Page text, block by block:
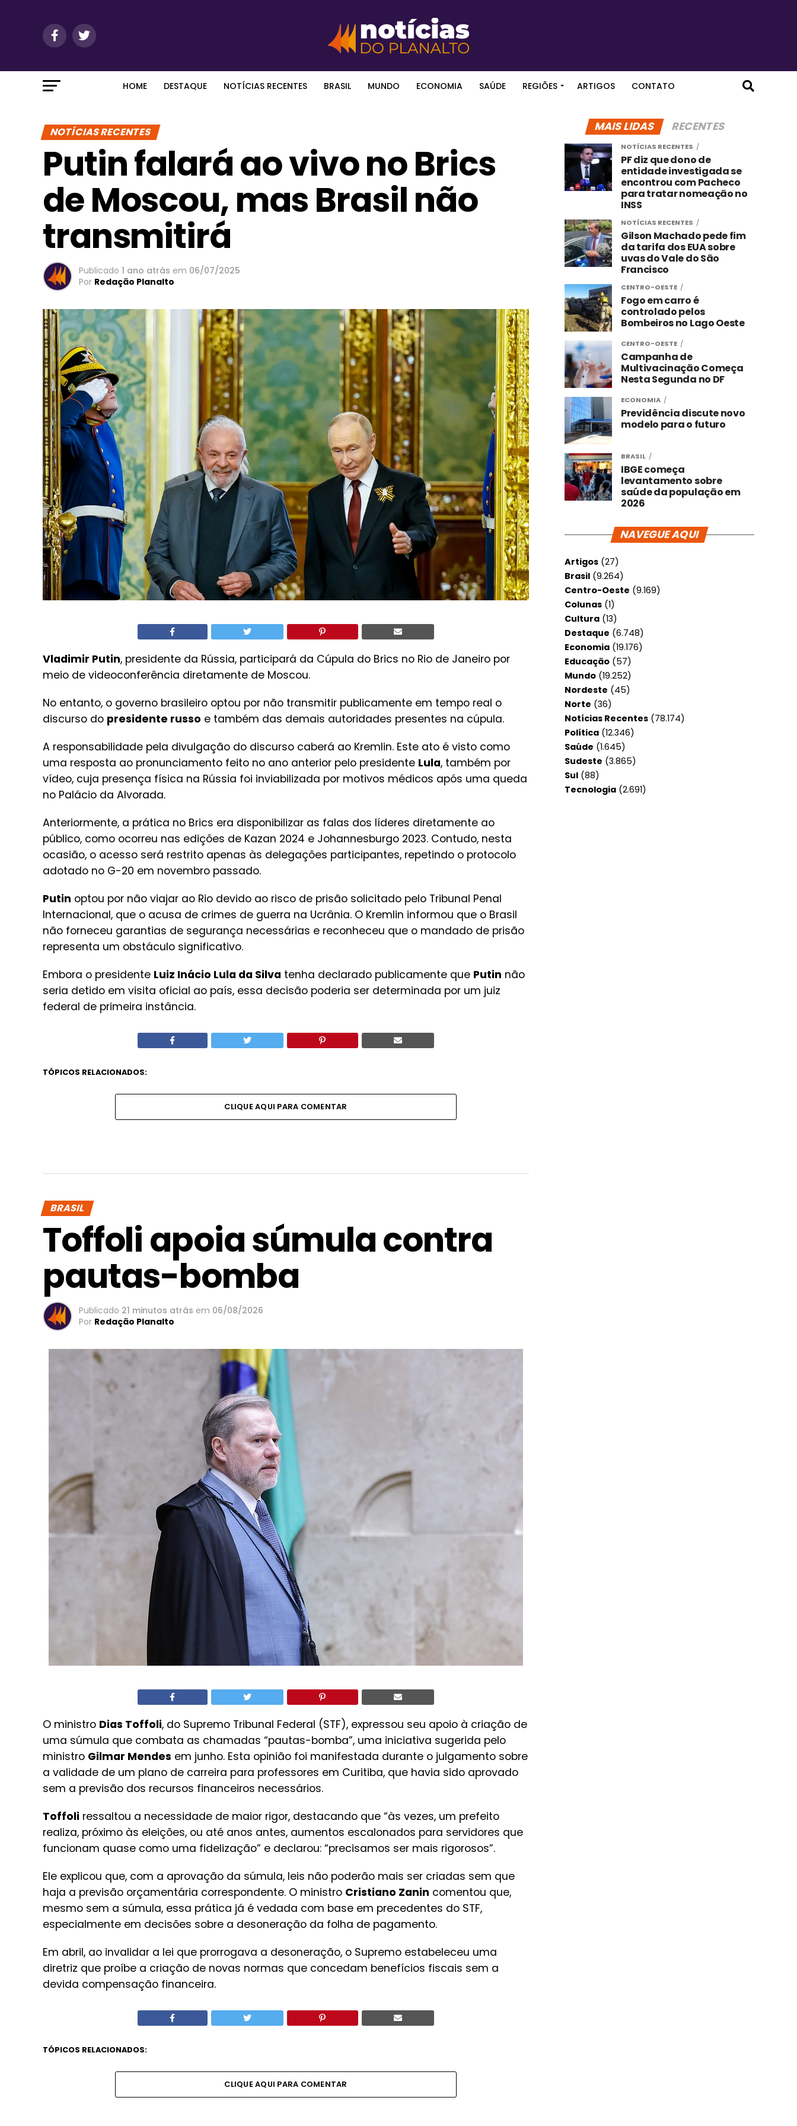
HOME DESTAQUE NOTÍCIAS RECENTES BRASIL MUNDO ECONOMIA SAÚDE REGIÕES ARTIGOS CONTATO
NOTÍCIAS RECENTES
Putin falará ao vivo no Brics
de Moscou, mas Brasil não
transmitirá
Publicado 1 ano atrás em 06/07/2025
Por Redação Planalto
Vladimir Putin, presidente da Rússia, participará da Cúpula do Brics no Rio de Janeiro por
meio de videoconferência diretamente de Moscou.
No entanto, o governo brasileiro optou por não transmitir publicamente em tempo real o
discurso do presidente russo e também das demais autoridades presentes na cúpula.
A responsabilidade pela divulgação do discurso caberá ao Kremlin. Este ato é visto como
uma resposta ao pronunciamento feito no ano anterior pelo presidente Lula, também por
vídeo, cuja presença física na Rússia foi inviabilizada por motivos médicos após uma queda
no Palácio da Alvorada.
Anteriormente, a prática no Brics era disponibilizar as falas dos líderes diretamente ao
público, como ocorreu nas edições de Kazan 2024 e Johannesburgo 2023. Contudo, nesta
ocasião, o acesso será restrito apenas às delegações participantes, repetindo o protocolo
adotado no G-20 em novembro passado.
Putin optou por não viajar ao Rio devido ao risco de prisão solicitado pelo Tribunal Penal
Internacional, que o acusa de crimes de guerra na Ucrânia. O Kremlin informou que o Brasil
não forneceu garantias de segurança necessárias e reconheceu que o mandado de prisão
representa um obstáculo significativo.
Embora o presidente Luiz Inácio Lula da Silva tenha declarado publicamente que Putin não
seria detido em visita oficial ao país, essa decisão poderia ser determinada por um juiz
federal de primeira instância.
TÓPICOS RELACIONADOS:
CLIQUE AQUI PARA COMENTAR
BRASIL
Toffoli apoia súmula contra
pautas-bomba
Publicado 21 minutos atrás em 06/08/2026
Por Redação Planalto
O ministro Dias Toffoli, do Supremo Tribunal Federal (STF), expressou seu apoio à criação de
uma súmula que combata as chamadas “pautas-bomba”, uma iniciativa sugerida pelo
ministro Gilmar Mendes em junho. Esta opinião foi manifestada durante o julgamento sobre
a validade de um plano de carreira para professores em Curitiba, que havia sido aprovado
sem a previsão dos recursos financeiros necessários.
Toffoli ressaltou a necessidade de maior rigor, destacando que “às vezes, um prefeito
realiza, próximo às eleições, ou até anos antes, aumentos escalonados para servidores que
funcionam quase como uma fidelização” e declarou: “precisamos ser mais rigorosos”.
Ele explicou que, com a aprovação da súmula, leis não poderão mais ser criadas sem que
haja a previsão orçamentária correspondente. O ministro Cristiano Zanin comentou que,
mesmo sem a súmula, essa prática já é vedada com base em precedentes do STF,
especialmente em decisões sobre a desoneração da folha de pagamento.
Em abril, ao invalidar a lei que prorrogava a desoneração, o Supremo estabeleceu uma
diretriz que proíbe a criação de novas normas que concedam benefícios fiscais sem a
devida compensação financeira.
TÓPICOS RELACIONADOS:
CLIQUE AQUI PARA COMENTAR
MAIS LIDAS RECENTES
NOTÍCIAS RECENTES
PF diz que dono de
entidade investigada se
encontrou com Pacheco
para tratar nomeação no
INSS
NOTÍCIAS RECENTES
Gilson Machado pede fim
da tarifa dos EUA sobre
uvas do Vale do São
Francisco
CENTRO-OESTE
Fogo em carro é
controlado pelos
Bombeiros no Lago Oeste
CENTRO-OESTE
Campanha de
Multivacinação Começa
Nesta Segunda no DF
ECONOMIA
Previdência discute novo
modelo para o futuro
BRASIL
IBGE começa
levantamento sobre
saúde da população em
2026
NAVEGUE AQUI
Artigos (27)
Brasil (9.264)
Centro-Oeste (9.169)
Colunas (1)
Cultura (13)
Destaque (6.748)
Economia (19.176)
Educação (57)
Mundo (19.252)
Nordeste (45)
Norte (36)
Notícias Recentes (78.174)
Política (12.346)
Saúde (1.645)
Sudeste (3.865)
Sul (88)
Tecnologia (2.691)